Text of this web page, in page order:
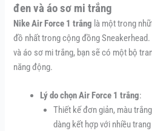
đen và áo sơ mi trắng
Nike Air Force 1 trắng là một trong
đồ nhất trong cộng đồng
và áo sơ mi trắng, bạn sẽ có một bộ
năng động.
Lý do chọn Air Force 1 trắng:
Thiết kế đơn giản, màu
dàng kết hợp với nhiều